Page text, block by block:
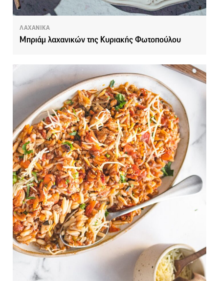
ΛΑΧΑΝΙΚΑ
Μπριάμ λαχανικών της Κυριακής Φωτοπούλου